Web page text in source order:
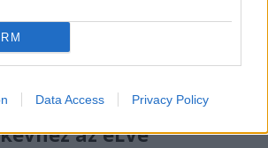
Data Access Privacy Policy
rituálfolk - Új dal az
az eLVe